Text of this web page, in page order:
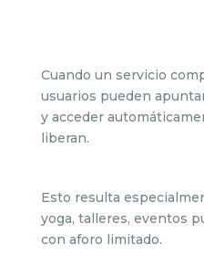
Cuando un servicio
usuarios pueden
y acceder
liberan.
Esto resulta
yoga, talleres, eventos
con aforo limitado.